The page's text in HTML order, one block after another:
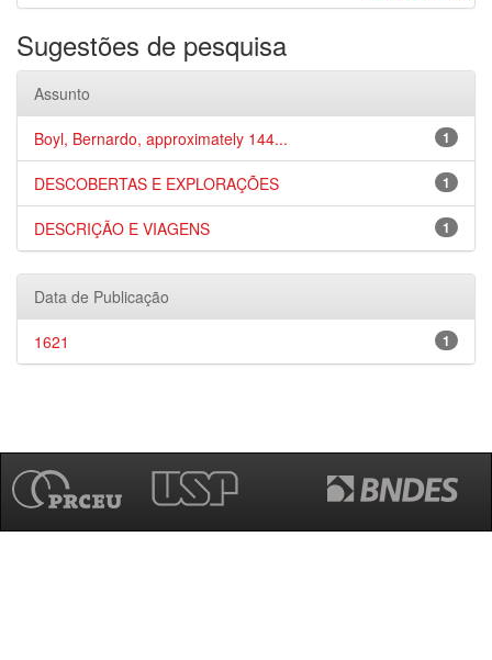
Sugestões de pesquisa
Assunto
1
Boyl, Bernardo, approximately 144...
1
DESCOBERTAS E EXPLORAÇÕES
1
DESCRIÇÃO E VIAGENS
Data de Publicação
1
1621